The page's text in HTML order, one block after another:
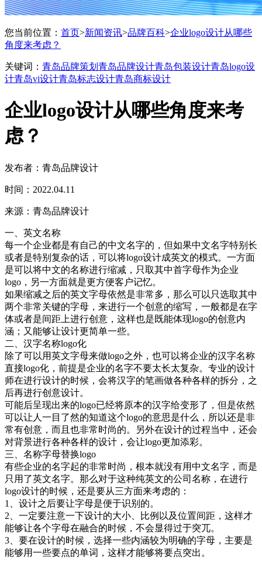
您当前位置： 首页>新闻资讯>品牌百科>企业logo设计从哪些
角度来考虑？
关键词： 青岛品牌策划 青岛品牌设计青岛包装设计青岛logo设
计青岛vi设计青岛标志设计青岛商标设计
企业logo设计从哪些角度来考
虑？
发布者：青岛品牌设计
时间：2022.04.11
来源：青岛品牌设计
一、英文名称
每一个企业都是有自己的中文名字的，但如果中文名字特别长
或者是特别复杂的话，可以将logo设计成英文的模式。一方面
是可以将中文的名称进行缩减，只取其中首字母作为企业
logo，另一方面就是更方便客户记忆。
如果缩减之后的英文字母依然是非常多，那么可以只选取其中
两个非常关键的字母，来进行一个创意的缩写，一般都是在字
体或者是间距上进行创意，这样也是既能体现logo的创意内
涵；又能够让设计更简单一些。
二、汉字名称logo化
除了可以用英文字母来做logo之外，也可以将企业的汉字名称
直接logo化，前提是企业的名字不要太长太复杂。专业的设计
师在进行设计的时候，会将汉字的笔画做各种各样的拆分，之
后再进行创意设计。
可能后呈现出来的logo已经将原本的汉字给变形了，但是依然
可以让人一目了然的知道这个logo的意思是什么，所以还是非
常有创意，而且也非常时尚的。另外在设计的过程当中，还会
对背景进行各种各样的设计，会让logo更加添彩。
三、名称字母替换logo
有些企业的名字起的非常时尚，根本就没有用中文名字，而是
只用了英文名字。那么对于这种纯英文的公司名称，在进行
logo设计的时候，还是要从三方面来考虑的：
1、设计之后要让字母是便于识别的。
2、一定要注意一下设计的大小、比例以及位置间距，这样才
能够让各个字母在融合的时候，不会显得过于突兀。
3、要在设计的时候，选择一些内涵较为明确的字母，主要是
能够用一些要点的单词，这样才能够将要点突出。